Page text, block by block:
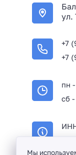
ул.
+7
+7
пн
сб
Мы